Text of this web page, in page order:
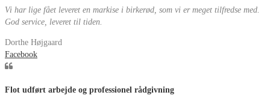
Vi har lige fået leveret en markise i birkerød, som vi er meget tilfredse med.
God service, leveret til tiden.
Dorthe Højgaard
Facebook
Flot udført arbejde og professionel rådgivning